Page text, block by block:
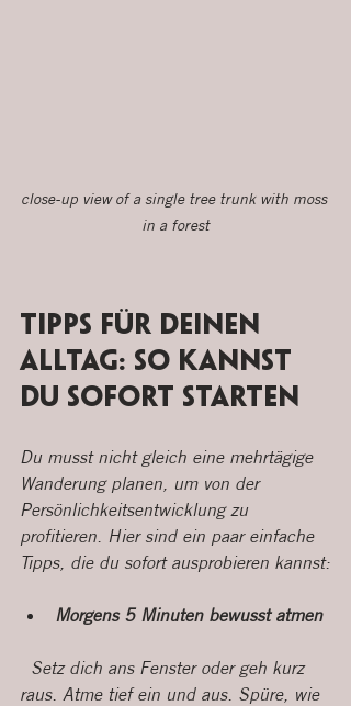
close-up view of a single tree trunk with moss
in a forest
Tipps für deinen
Alltag: So kannst
du sofort starten
Du musst nicht gleich eine mehrtägige
Wanderung planen, um von der
Persönlichkeitsentwicklung zu
profitieren. Hier sind ein paar einfache
Tipps, die du sofort ausprobieren kannst:
Morgens 5 Minuten bewusst atmen
raus. Atme tief ein und aus. Spüre, wie